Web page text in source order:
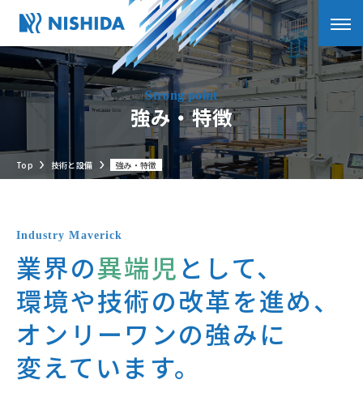
強み・特徴
Top 技術と設備 強み・特徴
Industry Maverick
業界の異端児 として、
環境や技術の改革を進め、
オンリーワンの強みに
変えています。